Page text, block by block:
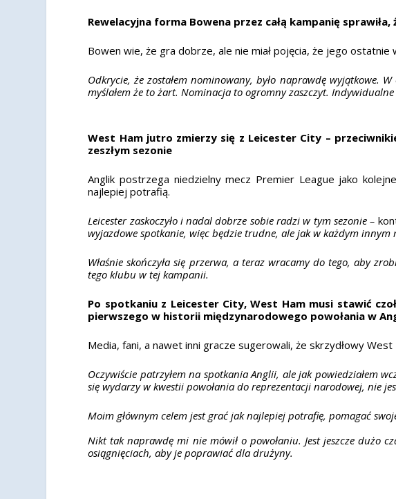
Rewelacyjna forma Bowena przez całą kampanię
Bowen wie, że gra dobrze, ale nie miał pojęcia, że ​​jego ostatnie
Odkrycie, że zostałem nominowany, było naprawdę wyjątkowe.
myślałem że to żart. Nominacja to ogromny zaszczyt.
West Ham jutro zmierzy się z Leicester City –
zeszłym sezonie
Anglik postrzega niedzielny mecz Premier League jako
najlepiej potrafią.
Leicester zaskoczyło i nadal dobrze sobie radzi w tym sezonie –
wyjazdowe spotkanie, więc będzie trudne, ale jak w każdym innym
Właśnie skończyła się przerwa, a teraz wracamy do tego, aby
tego klubu w tej kampanii.
Po spotkaniu z Leicester City, West Ham musi stawić
pierwszego w historii międzynarodowego powołania w
Media, fani, a nawet inni gracze sugerowali, że skrzydłowy
Oczywiście patrzyłem na spotkania Anglii, ale jak powiedziałem
się wydarzy w kwestii powołania do reprezentacji narodowej, nie
Moim głównym celem jest grać jak najlepiej potrafię, pomagać
Nikt tak naprawdę mi nie mówił o powołaniu. Jest jeszcze dużo
osiągnięciach, aby je poprawiać dla drużyny.